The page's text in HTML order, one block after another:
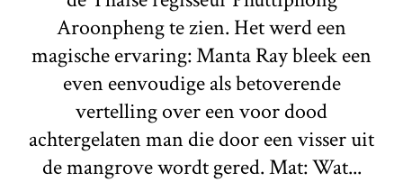
Aroonpheng te zien. Het werd een
magische ervaring: Manta Ray bleek een
even eenvoudige als betoverende
vertelling over een voor dood
achtergelaten man die door een visser uit
de mangrove wordt gered. Mat: Wat...